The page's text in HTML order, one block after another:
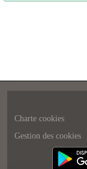
Charte cookies
Gestion des cookies